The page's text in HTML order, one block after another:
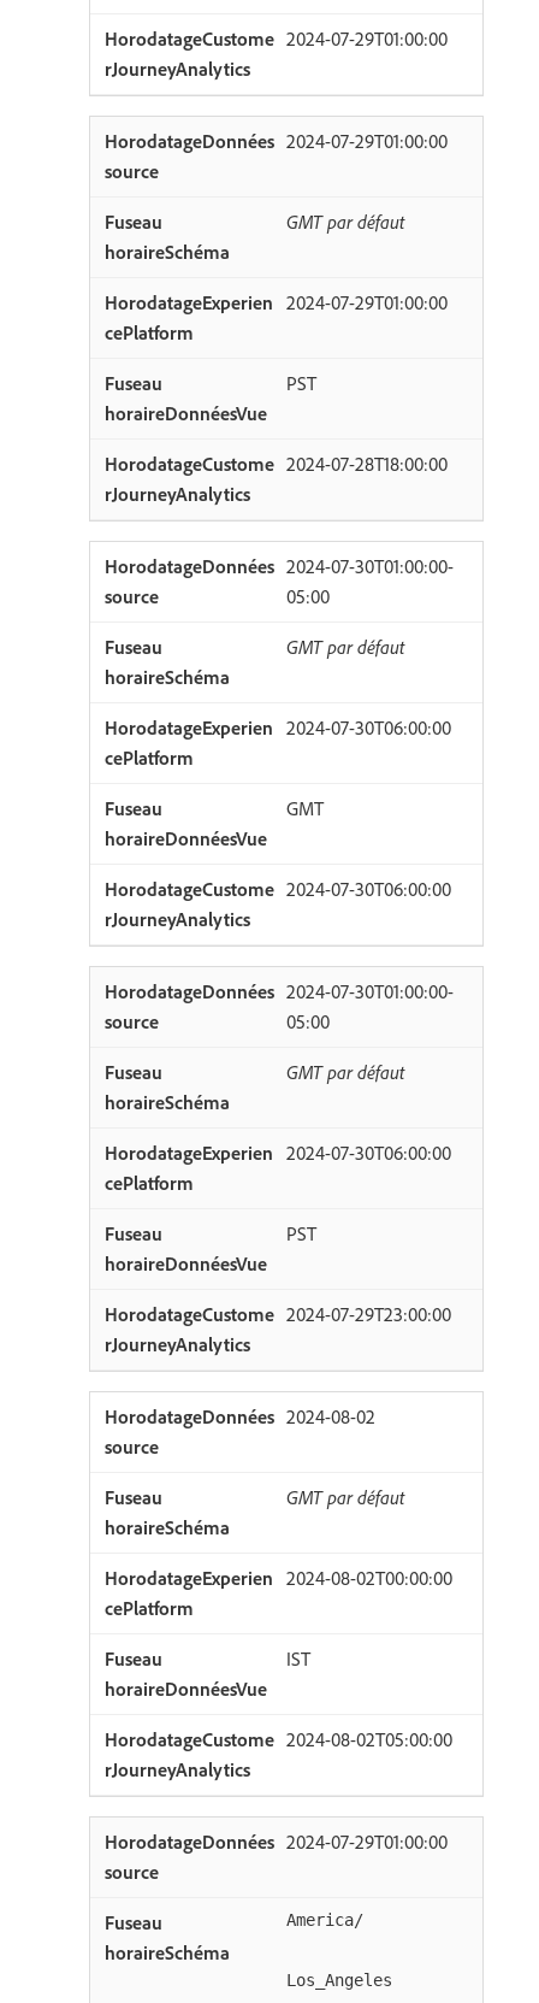
2024-07-29T01:00:00
2024-07-29T01:00:00
GMT par défaut
2024-07-29T01:00:00
PST
2024-07-28T18:00:00
2024-07-30T01:00:00-
05:00
GMT par défaut
2024-07-30T06:00:00
GMT
2024-07-30T06:00:00
2024-07-30T01:00:00-
05:00
GMT par défaut
2024-07-30T06:00:00
PST
2024-07-29T23:00:00
2024-08-02
GMT par défaut
2024-08-02T00:00:00
IST
2024-08-02T05:00:00
2024-07-29T01:00:00
America/
Los_Angeles